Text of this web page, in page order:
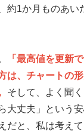
約1か月ものあい
「最高値を更新
は、チャートの
そして、よく聞
大丈夫」という
だと、私は考えて